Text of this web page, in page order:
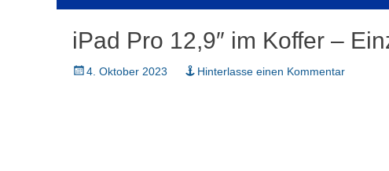
Menü
iPad Pro 12,9″ im Koffer –
Veröffentlicht
4. Oktober 2023 Hinterlasse einen Kommentar